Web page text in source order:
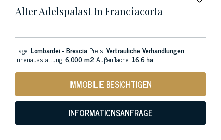
Alter Adelspalast In Franciacorta
Lage:Lombardei - Brescia Preis:Vertrauliche Verhandlungen
Innenausstattung:6,000 m2Auβenfläche: 16.6 ha
IMMOBILIE BESICHTIGEN
INFORMATIONSANFRAGE